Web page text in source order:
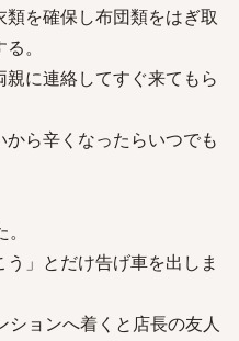
を確保し布団類をはぎ取
。
に連絡してすぐ来てもら
ら辛くなったらいつでも
」とだけ告げ車を出しま
ションへ着くと店長の友人